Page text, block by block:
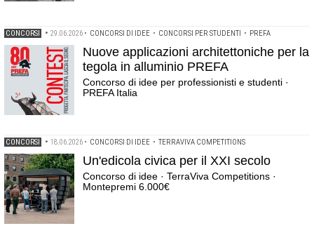
CONCORSI • 29.06.2026 • CONCORSI DI IDEE • CONCORSI PER STUDENTI • PREFA
Nuove applicazioni architettoniche per la
tegola in alluminio PREFA
Concorso di idee per professionisti e studenti ·
PREFA Italia
CONCORSI • 18.06.2026 • CONCORSI DI IDEE • TERRAVIVA COMPETITIONS
Un'edicola civica per il XXI secolo
Concorso di idee · TerraViva Competitions ·
Montepremi 6.000€